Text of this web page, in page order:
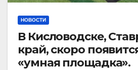
НОВОСТИ
В Кисловодске,
край, скоро
«умная площадка».